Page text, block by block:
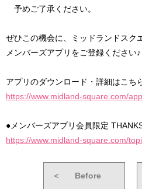
予めご了承ください。
ぜひこの機会に、ミッドランドスク
メンバーズアプリをご登録ください♪
アプリのダウンロード・詳細はこち
https://www.midland-square.com/
●メンバーズアプリ会員限定
https://www.midland-square.com/
＜ Before